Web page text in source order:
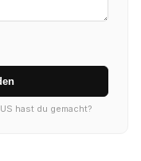
hast du gemacht?